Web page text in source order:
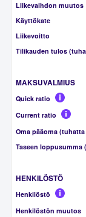
Liikevaihdon muutos
Käyttökate
Liikevoitto
Tilikauden tulos
MAKSUVALMIUS
Quick ratio
Current ratio
Oma pääoma (tuhatta
Taseen loppusumma
HENKILÖSTÖ
Henkilöstö
Henkilöstön muutos